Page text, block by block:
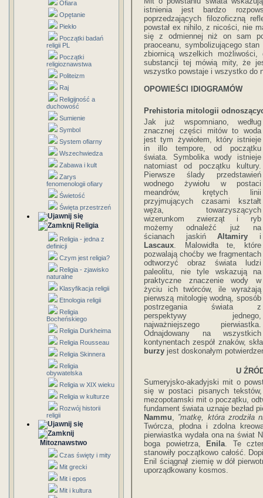
Ofiara
Opętanie
Piekło
Początki badań
religii PL
Początki
religioznawstwa
Politeizm
Raj
Religijność a
duchowość
Sumienie
Symbol
System ofiarny
Wszechwiedza
Zabawa i kult
Zarys
fenomenologii ofiary
Świetość
Święta przestrzeń
Religia
Religia - jedna z
definicji
Czym jest religia?
Religia - zjawisko
naturalne
Klasyfikacja religii
Etnologia religii
Religia
Bocheńskiego
Religia Durkheima
Religia Rousseau
Religia Skinnera
Religia
obywatelska
Religia w XIX wieku
Religia w kulturze
Rozwój historii
religii
Mitoznawstwo
Czas święty i mity
Mit grecki
Mit i epos
Mit i kultura
istnienia jest bardzo
poprzedzających filozoficzną
powstał ex nihilo, z nicości, nie
się z odmiennej niż on sam
praoceanu, symbolizującego
zbiornicą wszelkich możliwości,
substancji tej mówią mity, że
wszystko powstaje i wszystko do
OPOWIEŚCI IDIOGRAMÓW
Prehistoria mitologii
Jak już wspomniano, według
znacznej części mitów to woda
jest tym żywiołem, który istnieje
in illo tempore, od początku
świata. Symbolika wody istnieje
natomiast od początku kultury.
Pierwsze ślady przedstawień
wodnego żywiołu w postaci
meandrów, krętych linii
przyjmujących czasami kształt
węża, towarzyszących
wizerunkom zwierząt i ryb
możemy odnaleźć już na
ścianach jaskińAltamiry i
Lascaux. Malowidła te, które
pozwalają choćby we fragmentach
odtworzyć obraz świata ludzi
paleolitu, nie tyle wskazują na
praktyczne znaczenie wody w
życiu ich twórców, ile wyrażają
pierwszą mitologię wodną, sposób
postrzegania świata z
perspektywy jednego,
najważniejszego pierwiastka.
Odnajdowany na wszystkich
kontynentach zespół znaków,
burzy jest doskonałym
U
Sumeryjsko-akadyjski mit o
się w postaci pisanych
mezopotamski mit o początku,
fundament świata uznaje bezład
Nammu, ”matkę, która zrodziła
Twórcza, płodna i zdolna
pierwiastka wydała ona na świat
boga powietrza,
Enila. Te
stanowiły początkowo całość.
Enil ściągnął ziemię w dół
uporządkowany kosmos.